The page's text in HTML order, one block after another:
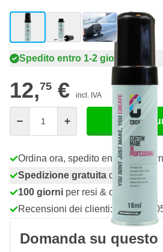
View larger imageView larger imageView larger image
Spedito entro 1-2 giorni
12,75 € incl. IVA
Ordina ora, spedito entro 1-2
Spedizione gratuita da 150,- €
100 giorni per resi & cambi
Recensioni dei clienti:
4,58/5
Domanda su